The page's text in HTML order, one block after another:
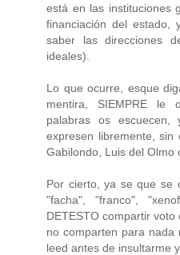
está en las instituciones
financiación del
saber las direcciones
ideales).
Lo que ocurre, esque
mentira, SIEMPRE le
palabras os
expresen libremente,
Gabilondo, Luis del Olmo
Por cierto, ya se que se
"facha", "franco",
DETESTO compartir
no comparten para nada
leed antes de insultarme